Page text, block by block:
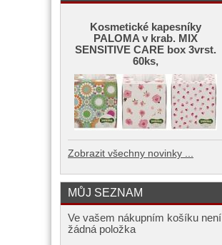
Kosmetické kapesníky
PALOMA v krab. MIX
SENSITIVE CARE box 3vrst.
60ks,
Zobrazit všechny novinky ...
MŮJ SEZNAM
Ve vašem nákupním košíku není
žádná položka